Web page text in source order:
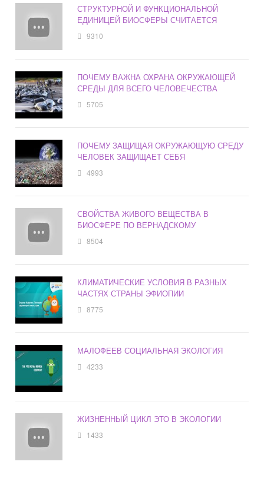
СТРУКТУРНОЙ И ФУНКЦИОНАЛЬНОЙ
ЕДИНИЦЕЙ БИОСФЕРЫ СЧИТАЕТСЯ
9310
ПОЧЕМУ ВАЖНА ОХРАНА ОКРУЖАЮЩЕЙ
СРЕДЫ ДЛЯ ВСЕГО ЧЕЛОВЕЧЕСТВА
5705
ПОЧЕМУ ЗАЩИЩАЯ ОКРУЖАЮЩУЮ СРЕДУ
ЧЕЛОВЕК ЗАЩИЩАЕТ СЕБЯ
4993
СВОЙСТВА ЖИВОГО ВЕЩЕСТВА В
БИОСФЕРЕ ПО ВЕРНАДСКОМУ
8504
КЛИМАТИЧЕСКИЕ УСЛОВИЯ В РАЗНЫХ
ЧАСТЯХ СТРАНЫ ЭФИОПИИ
8775
МАЛОФЕЕВ СОЦИАЛЬНАЯ ЭКОЛОГИЯ
4233
ЖИЗНЕННЫЙ ЦИКЛ ЭТО В ЭКОЛОГИИ
1433